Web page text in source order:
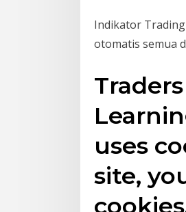
Indikator Trading
otomatis semua
uses
site,